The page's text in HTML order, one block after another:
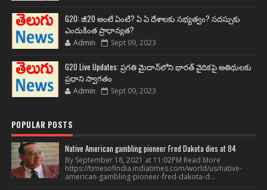
G20: జీ20 అంటే ఏంటి? ఏ ఏ దేశాలకు సభ్యత్వం? సదస్సుకు
ఎందుకింత ప్రాధాన్యత?
Admin Sept 09, 2023
G20 Live Updates: ప్రగతి మైదాన్‌లోని భారత్ వైదికపై అతిథులకు
ప్రధాని స్వాగతం
Admin Sept 09, 2023
POPULAR POSTS
Native American gambling pioneer Fred Dakota dies at 84
By September 18, 2021 at 11:02PM Read More
https://timesofindia.indiatimes.com/world/us/native-
american-gambling-pioneer-fred-dakota-d...